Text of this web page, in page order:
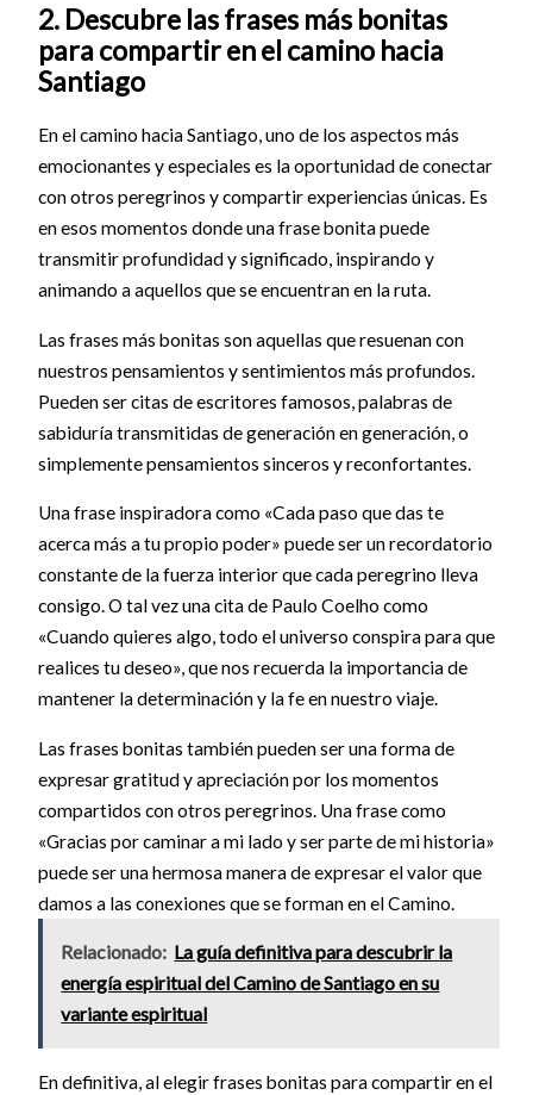
2. Descubre las frases más bonitas
para compartir en el camino hacia
Santiago
En el camino hacia Santiago, uno de los aspectos más
emocionantes y especiales es la oportunidad de conectar
con otros peregrinos y compartir experiencias únicas. Es
en esos momentos donde una frase bonita puede
transmitir profundidad y significado, inspirando y
animando a aquellos que se encuentran en la ruta.
Las frases más bonitas son aquellas que resuenan con
nuestros pensamientos y sentimientos más profundos.
Pueden ser citas de escritores famosos, palabras de
sabiduría transmitidas de generación en generación, o
simplemente pensamientos sinceros y reconfortantes.
Una frase inspiradora como «Cada paso que das te
acerca más a tu propio poder» puede ser un recordatorio
constante de la fuerza interior que cada peregrino lleva
consigo. O tal vez una cita de Paulo Coelho como
«Cuando quieres algo, todo el universo conspira para que
realices tu deseo», que nos recuerda la importancia de
mantener la determinación y la fe en nuestro viaje.
Las frases bonitas también pueden ser una forma de
expresar gratitud y apreciación por los momentos
compartidos con otros peregrinos. Una frase como
«Gracias por caminar a mi lado y ser parte de mi historia»
puede ser una hermosa manera de expresar el valor que
damos a las conexiones que se forman en el Camino.
Relacionado: La guía definitiva para descubrir la
energía espiritual del Camino de Santiago en su
variante espiritual
En definitiva, al elegir frases bonitas para compartir en el